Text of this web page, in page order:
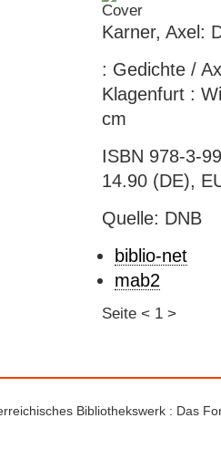
Karner, Axel:
: Gedichte /
Klagenfurt :
cm
ISBN 978-3-
14.90 (DE),
Quelle: DNB
biblio-net
mab2
Seite < 1 >
Bibliothekswerk : Das